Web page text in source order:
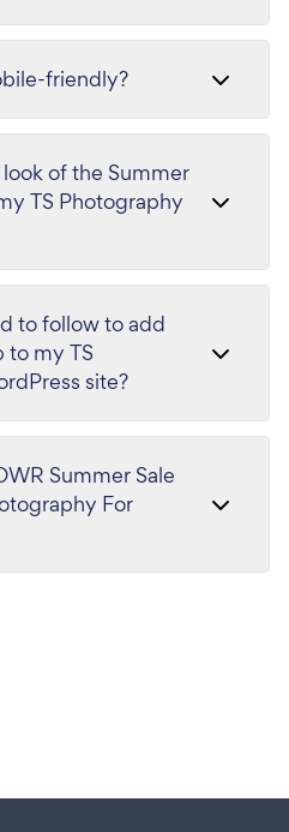
friendly?
of the Summer
TS Photography
to follow to add
to my TS
site?
Summer Sale
For